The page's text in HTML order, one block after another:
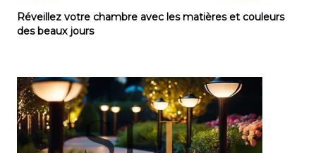
Réveillez votre chambre avec les matières et
Réveillez votre chambre avec les matières et couleurs
des beaux jours